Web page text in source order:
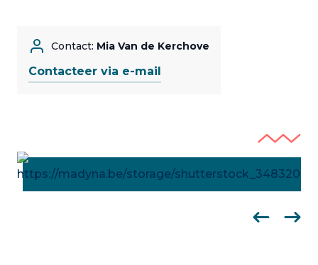
Contact: Mia Van de Kerchove
Contacteer via e-mail